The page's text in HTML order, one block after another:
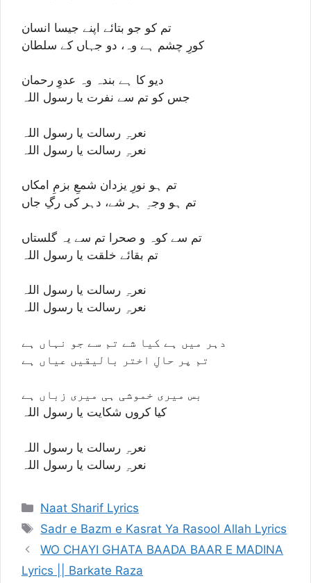
تم کو جو بتائے اپنے جیسا انسان
کورِ چشم ہے وہ، دو جہاں کے سلطان
دیو کا ہے بندہ وہ عدوِ رحمان
جس کو تم سے نفرت یا رسول اللہ
نعرہِ رسالت یا رسول اللہ
نعرہِ رسالت یا رسول اللہ
تم ہو نورِ یزدان شمعِ بزمِ امکاں
تم ہو وجہِ ہر شے، دہر کی رگِ جاں
تم سے کوہ و صحرا تم سے یہ گلستاں
تم بقائے خلقت یا رسول اللہ
نعرہِ رسالت یا رسول اللہ
نعرہِ رسالت یا رسول اللہ
دہر میں ہے کیا شے تم سے جو نہاں ہے
تم پر حالِ اختر بالیقیں عیاں ہے
بس میری خموشی ہی میری زباں ہے
کیا کروں شکایت یا رسول اللہ
نعرہِ رسالت یا رسول اللہ
نعرہِ رسالت یا رسول اللہ
Categories
Naat Sharif Lyrics
Tags
Sadr e Bazm e Kasrat Ya Rasool Allah Lyrics
WO CHAYI GHATA BAADA BAAR E MADINA
Lyrics || Barkate Raza